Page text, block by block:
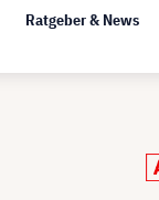
Ratgeber & News